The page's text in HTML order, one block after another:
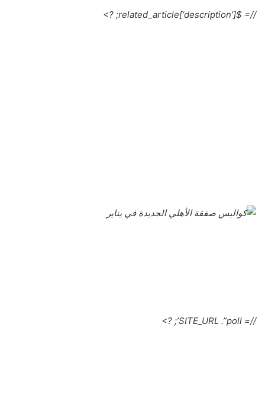
//= $related_article[‘description’]; ?>
//= SITE_URL .”poll’; ?>